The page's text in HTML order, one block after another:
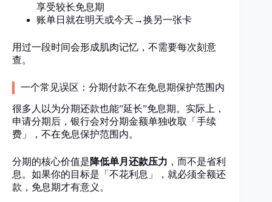
享受较长免息期
账单日就在明天或今天→换另一张卡
用过一段时间会形成肌肉记忆，不需要每次刻意
查。
一个常见误区：分期付款不在免息期保护范围内
很多人以为分期还款也能”延长”免息期。实际上，
申请分期后，银行会对分期金额单独收取「手续
费」，不在免息保护范围内。
分期的核心价值是降低单月还款压力 ，而不是省利
息。如果你的目标是「不花利息」，就必须全额还
款，免息期才有意义。